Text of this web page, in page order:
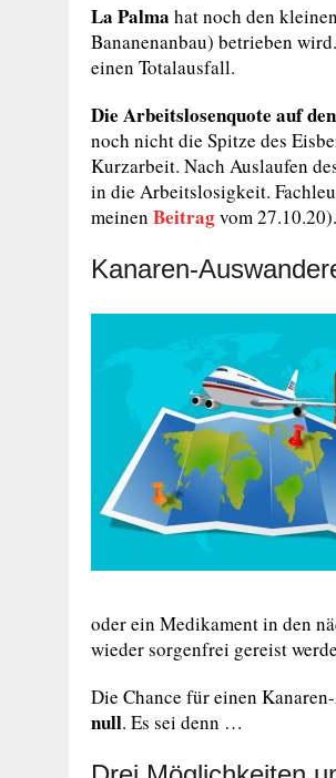
La Palma hat noch den
Bananenanbau) betrieben
einen Totalausfall.
Die Arbeitslosenquote auf
noch nicht die Spitze des
Kurzarbeit. Nach Auslaufen
in die Arbeitslosigkeit.
meinen Beitragvom 27.10.20).
Kanaren-
oder ein Medikament in den
wieder sorgenfrei gereist
Die Chance für einen Kanaren-
null. Es sei denn …